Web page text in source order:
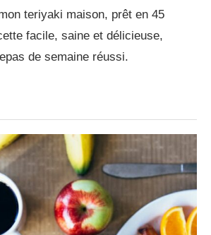
teriyaki maison, prêt en 45
facile, saine et délicieuse,
de semaine réussi.